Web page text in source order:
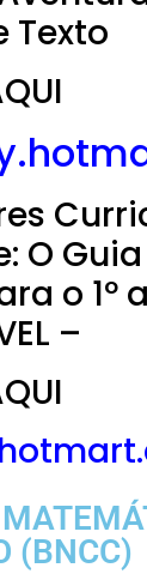
Texto
O Guia
o 1º
–
(BNCC)